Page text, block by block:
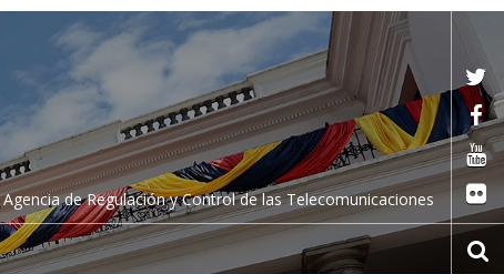
Agencia de Regulación y Control de las Telecomunicaciones